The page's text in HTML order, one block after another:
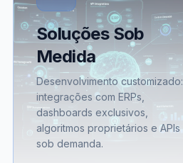
Soluções Sob
Medida
Desenvolvimento customizado:
integrações com ERPs,
dashboards exclusivos,
algoritmos proprietários e APIs
sob demanda.